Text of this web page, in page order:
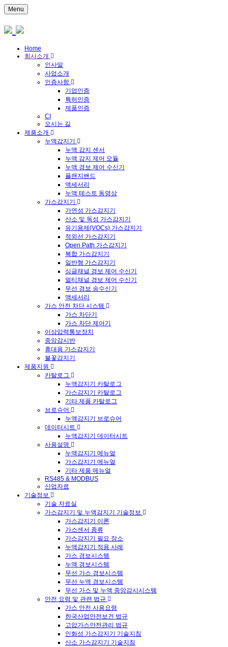
Menu
Home
회사소개
인사말
사업소개
인증사항
기업인증
특허인증
제품인증
CI
오시는 길
제품소개
누액감지기
누액 감지 센서
누액 감지 제어 모듈
누액 경보 제어 수신기
플랜지밴드
액세서리
누액 테스트 동영상
가스감지기
가연성 가스감지기
산소 및 독성 가스감지기
유기용제(VOCs) 가스감지기
적외선 가스감지기
Open Path 가스감지기
복합 가스감지기
일반형 가스감지기
싱글채널 경보 제어 수신기
멀티채널 경보 제어 수신기
무선 경보 송수신기
액세서리
가스 안전 차단 시스템
가스 차단기
가스 차단 제어기
이상압력통보장치
중앙감시반
휴대용 가스감지기
불꽃감지기
제품지원
카탈로그
누액감지기 카탈로그
가스감지기 카탈로그
기타 제품 카탈로그
브로슈어
누액감지기 브로슈어
데이터시트
누액감지기 데이터시트
사용설명
누액감지기 메뉴얼
가스감지기 메뉴얼
기타 제품 메뉴얼
RS485 & MODBUS
산업자료
기술정보
기술 자료실
가스감지기 및 누액감지기 기술정보
가스감지기 이론
가스센서 종류
가스감지기 필요 장소
누액감지기 적용 사례
가스 경보시스템
누액 경보시스템
무선 가스 경보시스템
무선 누액 경보시스템
무선 가스 및 누액 중앙감시시스템
안전 요령 및 관련 법규
가스 안전 사용요령
한국산업안전보건 법규
고압가스안전관리 법규
인화성 가스감지기 기술지침
산소 가스감지기 기술지침